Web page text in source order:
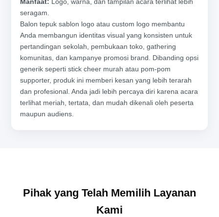
seragam.
Balon tepuk sablon logo atau custom logo membantu
Anda membangun identitas visual yang konsisten untuk
pertandingan sekolah, pembukaan toko, gathering
komunitas, dan kampanye promosi brand. Dibanding opsi
generik seperti stick cheer murah atau pom-pom
supporter, produk ini memberi kesan yang lebih terarah
dan profesional. Anda jadi lebih percaya diri karena acara
terlihat meriah, tertata, dan mudah dikenali oleh peserta
maupun audiens.
Pihak yang Telah Memilih Layanan
Kami